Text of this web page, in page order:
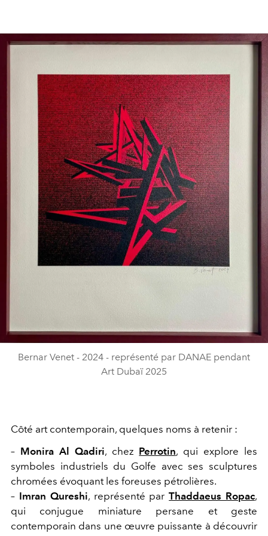
Bernar Venet - 2024 - représenté par DANAE pendant
Art Dubaï 2025
Côté art contemporain, quelques noms à retenir :
– Monira Al Qadiri, chez Perrotin, qui explore les
symboles industriels du Golfe avec ses sculptures
chromées évoquant les foreuses pétrolières.
– Imran Qureshi, représenté par Thaddaeus Ropac,
qui conjugue miniature persane et geste
contemporain dans une œuvre puissante à découvrir